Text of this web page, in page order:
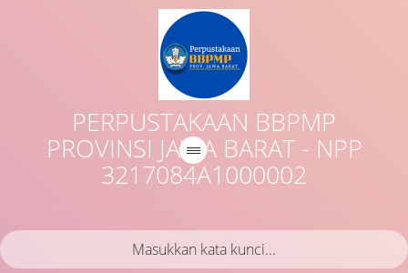
PERPUSTAKAAN BBPMP
PROVINSI JAWA BARAT - NPP
3217084A1000002